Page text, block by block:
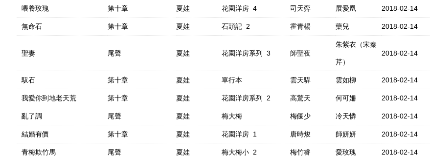
喂養玫瑰 第十章 夏娃 花園洋房 4 司天弈 展愛凰 2018-02-14
無命石 第十章 夏娃 石頭記 2 霍青楊 藥兒 2018-02-14
聖妻 尾聲 夏娃 花園洋房系列 3 師聖夜
朱紫衣（宋秦
芹）
2018-02-14
馭石 第十章 夏娃 單行本 雲天駻 雲如柳 2018-02-14
我愛你到地老天荒 第十章 夏娃 花園洋房系列 2 高驚天 何可姍 2018-02-14
亂了調 尾聲 夏娃 梅大梅 梅偃少 冷天憐 2018-02-14
結婚有價 第十章 夏娃 花園洋房 1 唐時焌 師妍妍 2018-02-14
青梅欺竹馬 尾聲 夏娃 梅大梅小 2 梅竹睿 愛玫瑰 2018-02-14